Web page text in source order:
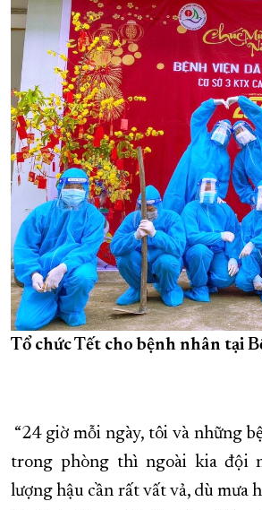
Tổ chức Tết cho bệnh nhân tại
“24 giờ mỗi ngày, tôi và những
trong phòng thì ngoài kia đội
lượng hậu cần rất vất vả, dù mưa